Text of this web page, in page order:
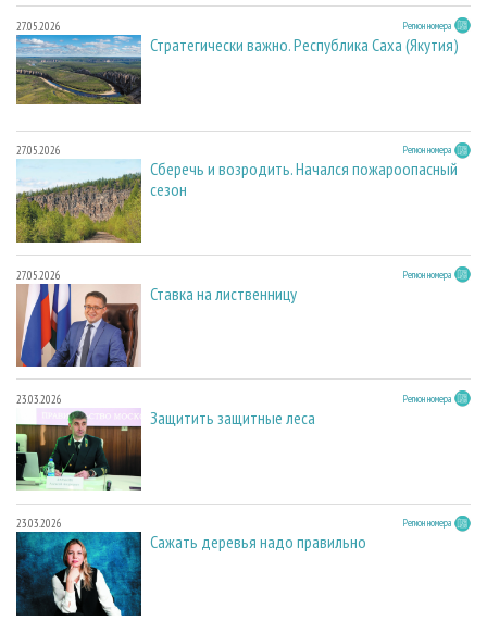
27.05.2026 Регион номера
Стратегически важно. Республика Саха (Якутия)
27.05.2026 Регион номера
Сберечь и возродить. Начался пожароопасный
сезон
27.05.2026 Регион номера
Ставка на лиственницу
23.03.2026 Регион номера
Защитить защитные леса
23.03.2026 Регион номера
Сажать деревья надо правильно